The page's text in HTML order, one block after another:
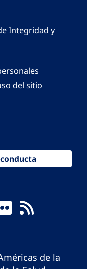
Integridad y
del sitio
de la